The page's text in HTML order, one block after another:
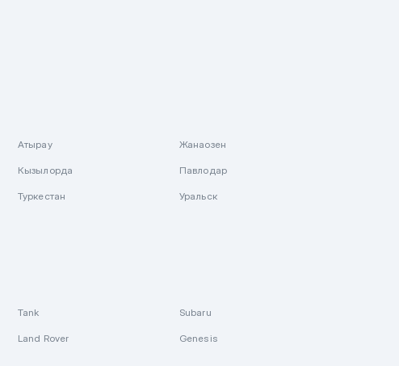
Атырау Жанаозен
Кызылорда Павлодар
Туркестан Уральск
Tank Subaru
Land Rover Genesis